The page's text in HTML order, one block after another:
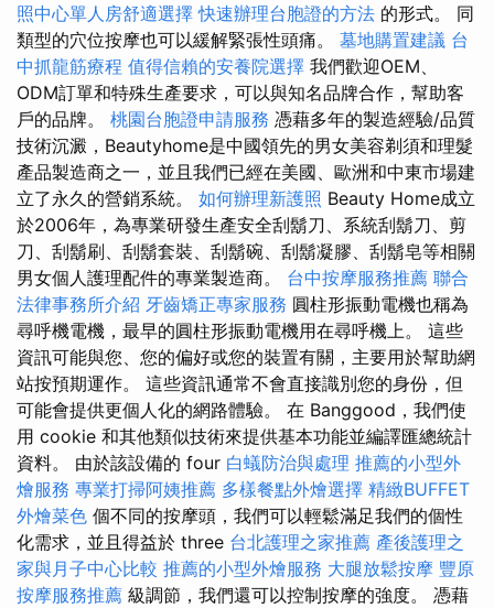
照中心單人房舒適選擇 快速辦理台胞證的方法 的形式。 同
類型的穴位按摩也可以緩解緊張性頭痛。 墓地購置建議 台
中抓龍筋療程 值得信賴的安養院選擇 我們歡迎OEM、
ODM訂單和特殊生產要求，可以與知名品牌合作，幫助客
戶的品牌。 桃園台胞證申請服務 憑藉多年的製造經驗/品質
技術沉澱，Beautyhome是中國領先的男女美容剃須和理髮
產品製造商之一，並且我們已經在美國、歐洲和中東市場建
立了永久的營銷系統。 如何辦理新護照 Beauty Home成立
於2006年，為專業研發生產安全刮鬍刀、系統刮鬍刀、剪
刀、刮鬍刷、刮鬍套裝、刮鬍碗、刮鬍凝膠、刮鬍皂等相關
男女個人護理配件的專業製造商。 台中按摩服務推薦 聯合
法律事務所介紹 牙齒矯正專家服務 圓柱形振動電機也稱為
尋呼機電機，最早的圓柱形振動電機用在尋呼機上。 這些
資訊可能與您、您的偏好或您的裝置有關，主要用於幫助網
站按預期運作。 這些資訊通常不會直接識別您的身份，但
可能會提供更個人化的網路體驗。 在 Banggood，我們使
用 cookie 和其他類似技術來提供基本功能並編譯匯總統計
資料。 由於該設備的 four 白蟻防治與處理 推薦的小型外
燴服務 專業打掃阿姨推薦 多樣餐點外燴選擇 精緻BUFFET
外燴菜色 個不同的按摩頭，我們可以輕鬆滿足我們的個性
化需求，並且得益於 three 台北護理之家推薦 產後護理之
家與月子中心比較 推薦的小型外燴服務 大腿放鬆按摩 豐原
按摩服務推薦 級調節，我們還可以控制按摩的強度。 憑藉